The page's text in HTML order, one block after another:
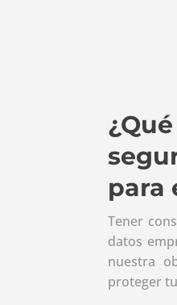
para
Tener
datos
nuestra
proteger